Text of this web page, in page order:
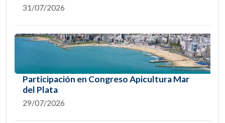
31/07/2026
Participación en Congreso Apicultura Mar
del Plata
29/07/2026